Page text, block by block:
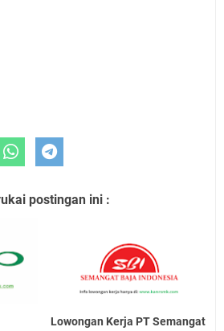
postingan ini :
Lowongan Kerja PT Semangat